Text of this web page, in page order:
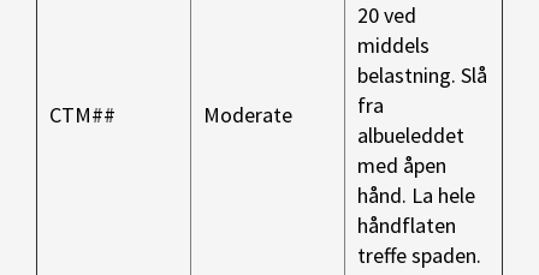
CTM## Moderate
20 ved
middels
belastning. Slå
fra
albueleddet
med åpen
hånd. La hele
håndflaten
treffespaden.